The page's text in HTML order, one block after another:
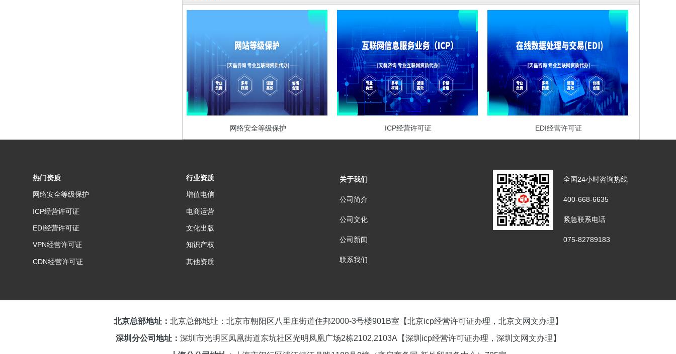
网络安全等级保护 ICP经营许可证 EDI经营许可证
热门资质
网络安全等级保护
ICP经营许可证
EDI经营许可证
VPN经营许可证
CDN经营许可证
行业资质
增值电信
电商运营
文化出版
知识产权
其他资质
关于我们
公司简介
公司文化
公司新闻
联系我们
全国24小时咨询热线
400-668-6635
紧急联系电话
075-82789183
北京总部地址： 北京总部地址：北京市朝阳区八里庄街道住邦2000-3号楼901B室【北京icp经营许可证办理，北京文网文办理】
深圳分公司地址： 深圳市光明区凤凰街道东坑社区光明凤凰广场2栋2102,2103A【深圳icp经营许可证办理，深圳文网文办理】